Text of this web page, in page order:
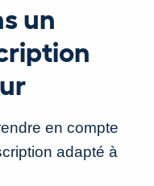
un
en compte
adapté à